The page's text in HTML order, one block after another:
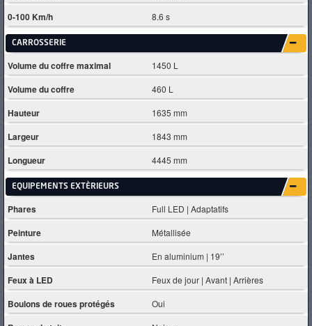
0-100 Km/h 8.6 s
CARROSSERIE
Volume du coffre maximal 1450 L
Volume du coffre 460 L
Hauteur 1635 mm
Largeur 1843 mm
Longueur 4445 mm
EQUIPEMENTS EXTÈRIEURS
Phares Full LED | Adaptatifs
Peinture Métallisée
Jantes En aluminium | 19’’
Feux à LED Feux de jour | Avant | Arrières
Boulons de roues protégés Oui